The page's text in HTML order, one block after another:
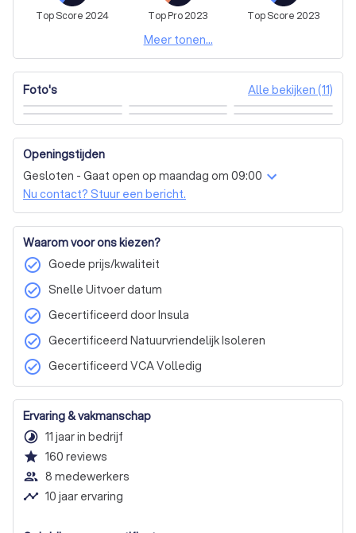
TopScore 2024 TopPro2023 TopScore 2023
Meer tonen...
Foto's Alle bekijken (11)
Openingstijden
Gesloten - Gaat open op maandag om 09:00
Nu contact? Stuur een bericht.
Waarom voor ons kiezen?
check_circle Goede prijs/kwaliteit
check_circle Snelle Uitvoer datum
check_circle Gecertificeerd door Insula
check_circle Gecertificeerd Natuurvriendelijk Isoleren
check_circle Gecertificeerd VCA Volledig
Ervaring & vakmanschap
timelapse 11 jaar in bedrijf
star 160 reviews
people_outline 8 medewerkers
timeline 10 jaar ervaring